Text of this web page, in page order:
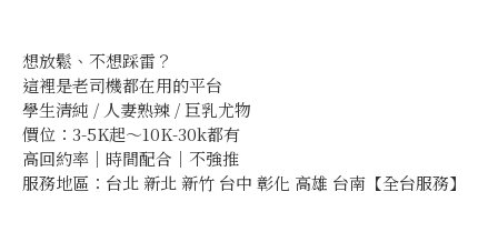
想放鬆、不想踩雷？
這裡是老司機都在用的平台
學生清純 / 人妻熟辣 / 巨乳尤物
價位：3-5K起～10K-30k都有
高回約率｜時間配合｜不強推
服務地區：台北 新北 新竹 台中 彰化 高雄 台南【全台服務】